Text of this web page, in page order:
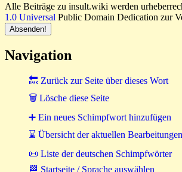
Alle Beiträge zu insult.wiki werden
1.0 Universal Public Domain Dedication zur
Navigation
🔙 Zurück zur Seite über dieses Wort
🗑 Lösche diese Seite
➕ Ein neues Schimpfwort hinzufügen
⌛ Übersicht der aktuellen Bearbeitungen
📜 Liste der deutschen Schimpfwörter
🏁 Startseite / Sprache auswählen